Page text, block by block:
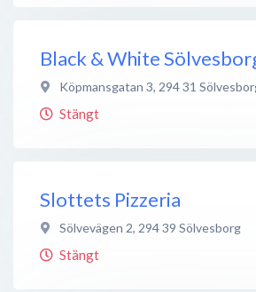
Black & White
Köpmansgatan 3, 294 31
Stängt
Slottets Pizzeria
Sölvevägen 2, 294 39 Sölvesborg
Stängt